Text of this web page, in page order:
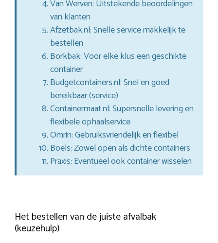
Van Werven: Uitstekende beoordelingen
van klanten
Afzetbak.nl: Snelle service makkelijk te
bestellen
Borkbak: Voor elke klus een geschikte
container
Budgetcontainers.nl: Snel en goed
bereikbaar (service)
Containermaat.nl: Supersnelle levering en
flexibele ophaalservice
Omrin: Gebruiksvriendelijk en flexibel
Boels: Zowel open als dichte containers
Praxis: Eventueel ook container wisselen
Het bestellen van de juiste afvalbak
(keuzehulp)